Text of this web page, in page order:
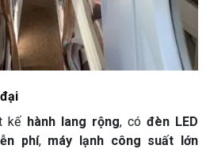
kế hành lang rộng, có đèn LED
phí, máy lạnh công suất lớn